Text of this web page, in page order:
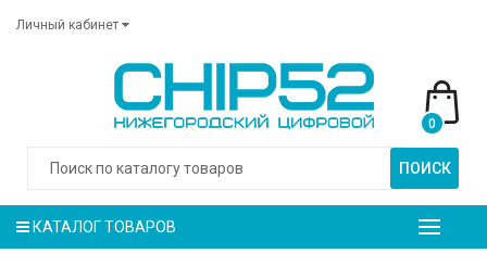
Личный кабинет
ПОИСК
0
КАТАЛОГ ТОВАРОВ